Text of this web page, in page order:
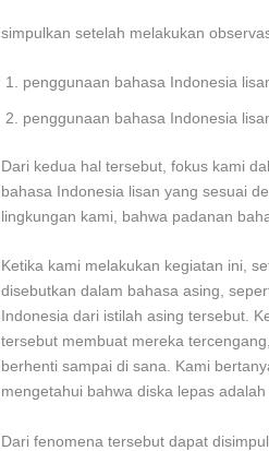
simpulkan setelah melakukan
penggunaan bahasa Indonesia
penggunaan bahasa Indonesia
Dari kedua hal tersebut, fokus kami
bahasa Indonesia lisan yang sesuai
lingkungan kami, bahwa padanan
Ketika kami melakukan kegiatan ini,
disebutkan dalam bahasa asing,
Indonesia dari istilah asing tersebut.
tersebut membuat mereka
berhenti sampai di sana. Kami
mengetahui bahwa diska lepas
Dari fenomena tersebut dapat